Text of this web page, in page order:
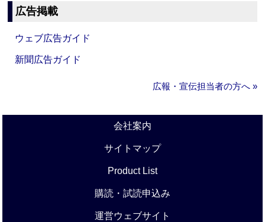
広告掲載
ウェブ広告ガイド
新聞広告ガイド
広報・宣伝担当者の方へ »
会社案内
サイトマップ
Product List
購読・試読申込み
運営ウェブサイト